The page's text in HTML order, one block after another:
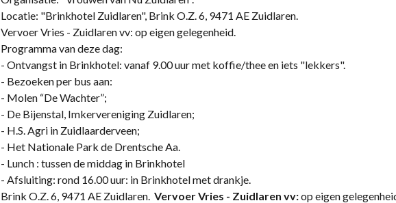
Locatie: "Brinkhotel Zuidlaren", Brink O.Z. 6, 9471 AE Zuidlaren.
Vervoer Vries - Zuidlaren vv: op eigen gelegenheid.
Programma van deze dag:
- Ontvangst in Brinkhotel: vanaf 9.00 uur met koffie/thee en iets "lekkers".
- Bezoeken per bus aan:
- Molen “De Wachter”;
- De Bijenstal, Imkervereniging Zuidlaren;
- H.S. Agri in Zuidlaarderveen;
- Het Nationale Park de Drentsche Aa.
- Lunch : tussen de middag in Brinkhotel
- Afsluiting: rond 16.00 uur: in Brinkhotel met drankje.
Brink O.Z. 6, 9471 AE Zuidlaren. Vervoer Vries - Zuidlaren vv:op eigen